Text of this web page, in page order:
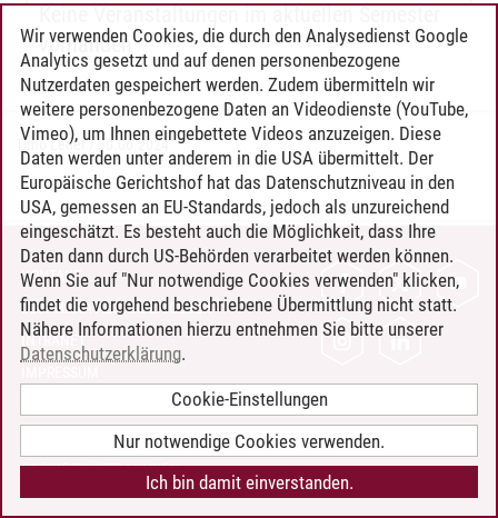
Keine Veranstaltungen im aktuellen Semester
vorhanden
Timo Leder/30.06.2024
KONTAKT
LEUPHANA ALS ARBEITGEBER
INTRANET
BARRIEREFREIHEIT
COOKIE-EINSTELLUNGEN
Wir verwenden Cookies, die durch den Analysedienst Google
Analytics gesetzt und auf denen personenbezogene
Nutzerdaten gespeichert werden. Zudem übermitteln wir
weitere personenbezogene Daten an Videodienste (YouTube,
Vimeo), um Ihnen eingebettete Videos anzuzeigen. Diese
Daten werden unter anderem in die USA übermittelt. Der
Europäische Gerichtshof hat das Datenschutzniveau in den
USA, gemessen an EU-Standards, jedoch als unzureichend
eingeschätzt. Es besteht auch die Möglichkeit, dass Ihre
Daten dann durch US-Behörden verarbeitet werden können.
Wenn Sie auf "Nur notwendige Cookies verwenden" klicken,
findet die vorgehend beschriebene Übermittlung nicht statt.
Nähere Informationen hierzu entnehmen Sie bitte unserer
Datenschutzerklärung.
Cookie-Einstellungen
Nur notwendige Cookies verwenden.
Ich bin damit einverstanden.